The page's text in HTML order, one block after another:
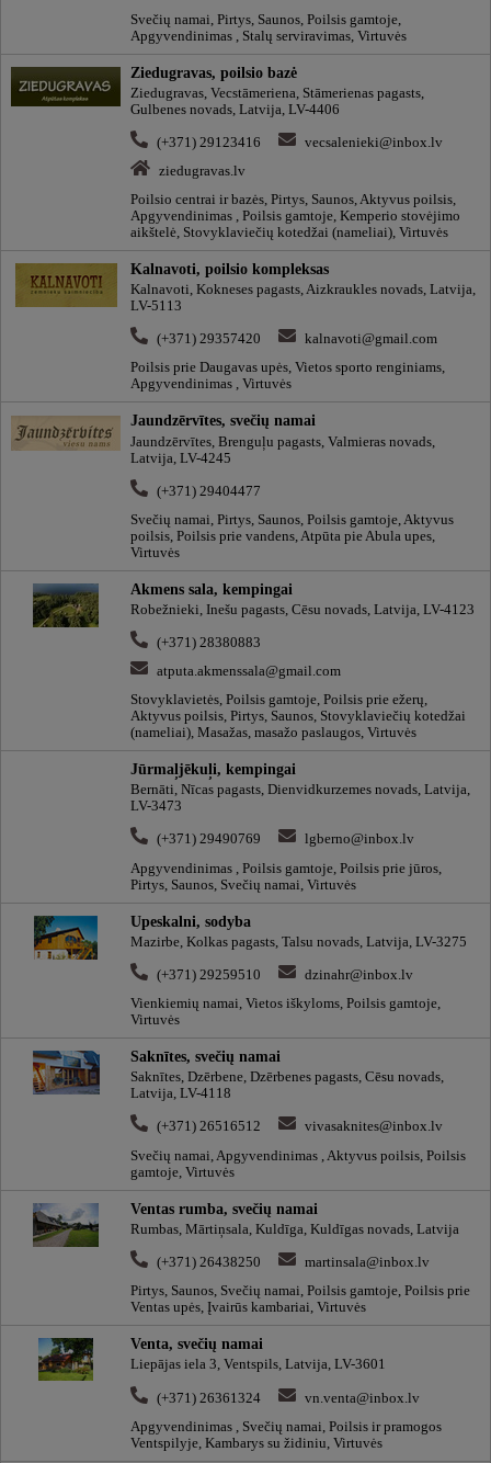
Svečių namai, Pirtys, Saunos, Poilsis gamtoje,
Apgyvendinimas , Stalų serviravimas, Virtuvės
Ziedugravas, poilsio bazė
Ziedugravas, Vecstāmeriena, Stāmerienas pagasts,
Gulbenes novads, Latvija, LV-4406
(+371) 29123416
vecsalenieki@inbox.lv
ziedugravas.lv
Poilsio centrai ir bazės, Pirtys, Saunos, Aktyvus poilsis,
Apgyvendinimas , Poilsis gamtoje, Kemperio stovėjimo
aikštelė, Stovyklaviečių kotedžai (nameliai), Virtuvės
Kalnavoti, poilsio kompleksas
Kalnavoti, Kokneses pagasts, Aizkraukles novads, Latvija,
LV-5113
(+371) 29357420
kalnavoti@gmail.com
Poilsis prie Daugavas upės, Vietos sporto renginiams,
Apgyvendinimas , Virtuvės
Jaundzērvītes, svečių namai
Jaundzērvītes, Brenguļu pagasts, Valmieras novads,
Latvija, LV-4245
(+371) 29404477
Svečių namai, Pirtys, Saunos, Poilsis gamtoje, Aktyvus
poilsis, Poilsis prie vandens, Atpūta pie Abula upes,
Virtuvės
Akmens sala, kempingai
Robežnieki, Inešu pagasts, Cēsu novads, Latvija, LV-4123
(+371) 28380883
atputa.akmenssala@gmail.com
Stovyklavietės, Poilsis gamtoje, Poilsis prie ežerų,
Aktyvus poilsis, Pirtys, Saunos, Stovyklaviečių kotedžai
(nameliai), Masažas, masažo paslaugos, Virtuvės
Jūrmaļjēkuļi, kempingai
Bernāti, Nīcas pagasts, Dienvidkurzemes novads, Latvija,
LV-3473
(+371) 29490769
lgberno@inbox.lv
Apgyvendinimas , Poilsis gamtoje, Poilsis prie jūros,
Pirtys, Saunos, Svečių namai, Virtuvės
Upeskalni, sodyba
Mazirbe, Kolkas pagasts, Talsu novads, Latvija, LV-3275
(+371) 29259510
dzinahr@inbox.lv
Vienkiemių namai, Vietos iškyloms, Poilsis gamtoje,
Virtuvės
Saknītes, svečių namai
Saknītes, Dzērbene, Dzērbenes pagasts, Cēsu novads,
Latvija, LV-4118
(+371) 26516512
vivasaknites@inbox.lv
Svečių namai, Apgyvendinimas , Aktyvus poilsis, Poilsis
gamtoje, Virtuvės
Ventas rumba, svečių namai
Rumbas, Mārtiņsala, Kuldīga, Kuldīgas novads, Latvija
(+371) 26438250
martinsala@inbox.lv
Pirtys, Saunos, Svečių namai, Poilsis gamtoje, Poilsis prie
Ventas upės, Įvairūs kambariai, Virtuvės
Venta, svečių namai
Liepājas iela 3, Ventspils, Latvija, LV-3601
(+371) 26361324
vn.venta@inbox.lv
Apgyvendinimas , Svečių namai, Poilsis ir pramogos
Ventspilyje, Kambarys su židiniu, Virtuvės